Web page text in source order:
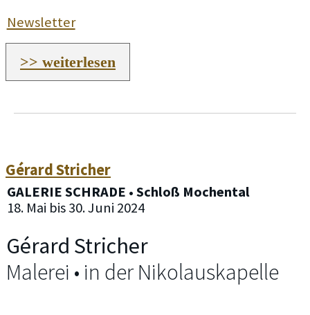
Newsletter
>> weiterlesen
Gérard Stricher
GALERIE SCHRADE • Schloß Mochental
18. Mai bis 30. Juni 2024
Gérard Stricher
Malerei • in der Nikolauskapelle